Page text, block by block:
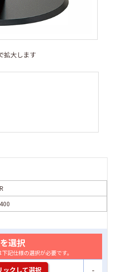
拡大します
選択
記仕様の選択が必要です。
ックして選択 -